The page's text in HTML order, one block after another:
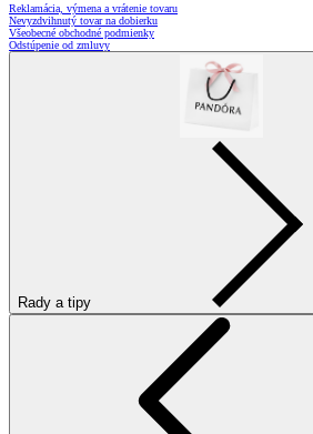
Reklamácia, výmena a vrátenie tovaru
Nevyzdvihnutý tovar na dobierku
Všeobecné obchodné podmienky
Odstúpenie od zmluvy
Rady a tipy